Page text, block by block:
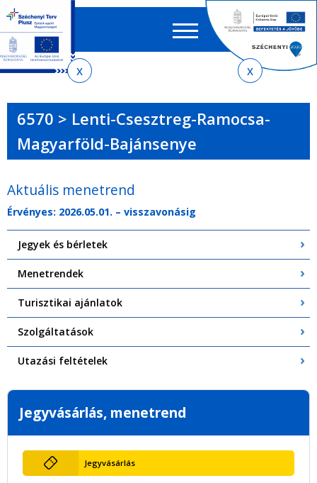
menetrendkeresőhöz
almenühöz
tartalomra
oldaltérképre
EN HU
űrlap
6570 > Lenti-Csesztreg-Ramocsa-
Magyarföld-Bajánsenye
Aktuális menetrend
Érvényes: 2026.05.01. – visszavonásig
Jegyek és bérletek
Menetrendek
Turisztikai ajánlatok
Szolgáltatások
Utazási feltételek
Jegyvásárlás, menetrend
Jegyvásárlás